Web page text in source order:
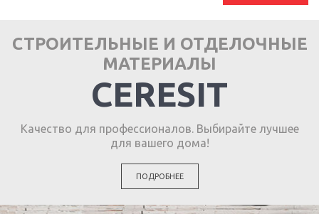
СТРОИТЕЛЬНЫЕ И ОТДЕЛОЧНЫЕ
МАТЕРИАЛЫ
CERESIT
Качество для профессионалов. Выбирайте лучшее
для вашего дома!
ПОДРОБНЕЕ